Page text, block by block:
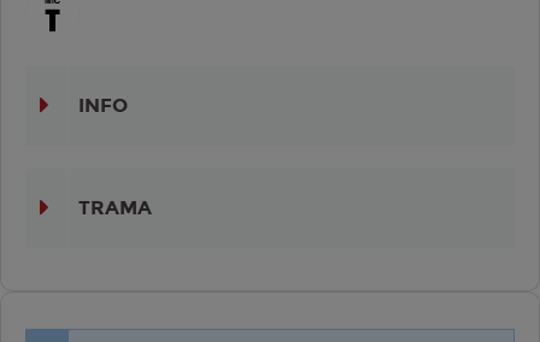
INFO
TRAMA